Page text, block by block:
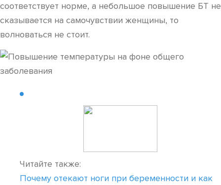
соответствует норме, а небольшое повышение БТ не
сказывается на самочувствии женщины, то
волноваться не стоит.
Читайте также:
Почему отекают ноги при беременности и как